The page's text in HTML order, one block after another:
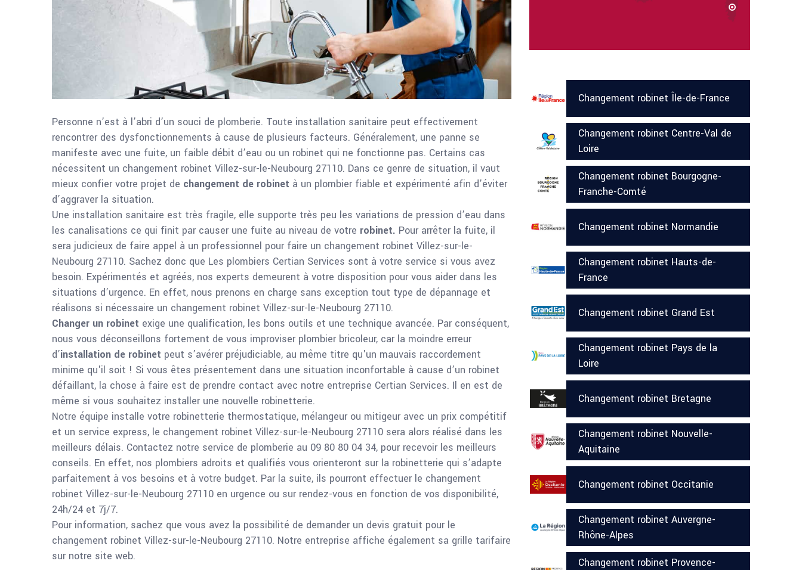
Personne n’est à l’abri d’un souci de plomberie. Toute installation sanitaire peut effectivement
rencontrer des dysfonctionnements à cause de plusieurs facteurs. Généralement, une panne se
manifeste avec une fuite, un faible débit d’eau ou un robinet qui ne fonctionne pas. Certains cas
nécessitent un changement robinet Villez-sur-le-Neubourg 27110. Dans ce genre de situation, il vaut
mieux confier votre projet de changement de robinet à un plombier fiable et expérimenté afin d’éviter
d’aggraver la situation.
Une installation sanitaire est très fragile, elle supporte très peu les variations de pression d’eau dans
les canalisations ce qui finit par causer une fuite au niveau de votre robinet. Pour arrêter la fuite, il
sera judicieux de faire appel à un professionnel pour faire un changement robinet Villez-sur-le-
Neubourg 27110. Sachez donc que Les plombiers Certian Services sont à votre service si vous avez
besoin. Expérimentés et agréés, nos experts demeurent à votre disposition pour vous aider dans les
situations d’urgence. En effet, nous prenons en charge sans exception tout type de dépannage et
réalisons si nécessaire un changement robinet Villez-sur-le-Neubourg 27110.
Changer un robinet exige une qualification, les bons outils et une technique avancée. Par conséquent,
nous vous déconseillons fortement de vous improviser plombier bricoleur, car la moindre erreur
d’installation de robinet peut s’avérer préjudiciable, au même titre qu'un mauvais raccordement
minime qu'il soit ! Si vous êtes présentement dans une situation inconfortable à cause d’un robinet
défaillant, la chose à faire est de prendre contact avec notre entreprise Certian Services. Il en est de
même si vous souhaitez installer une nouvelle robinetterie.
Notre équipe installe votre robinetterie thermostatique, mélangeur ou mitigeur avec un prix compétitif
et un service express, le changement robinet Villez-sur-le-Neubourg 27110 sera alors réalisé dans les
meilleurs délais. Contactez notre service de plomberie au 09 80 80 04 34, pour recevoir les meilleurs
conseils. En effet, nos plombiers adroits et qualifiés vous orienteront sur la robinetterie qui s’adapte
parfaitement à vos besoins et à votre budget. Par la suite, ils pourront effectuer le changement
robinet Villez-sur-le-Neubourg 27110 en urgence ou sur rendez-vous en fonction de vos disponibilité,
24h/24 et 7j/7.
Pour information, sachez que vous avez la possibilité de demander un devis gratuit pour le
changement robinet Villez-sur-le-Neubourg 27110. Notre entreprise affiche également sa grille tarifaire
sur notre site web.
Changement robinet Île-de-France
Changement robinet Centre-Val de
Loire
Changement robinet Bourgogne-
Franche-Comté
Changement robinet Normandie
Changement robinet Hauts-de-
France
Changement robinet Grand Est
Changement robinet Pays de la
Loire
Changement robinet Bretagne
Changement robinet Nouvelle-
Aquitaine
Changement robinet Occitanie
Changement robinet Auvergne-
Rhône-Alpes
Changement robinet Provence-